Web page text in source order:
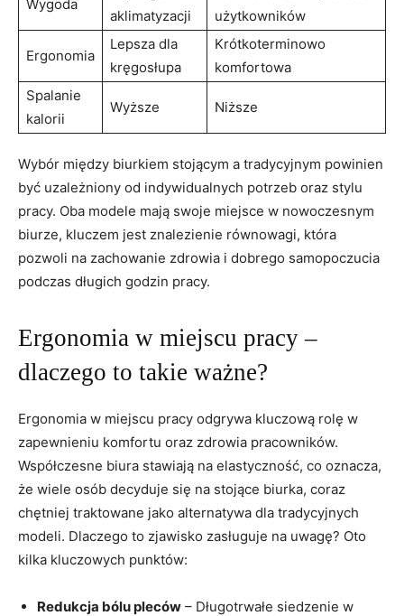
Wygoda
aklimatyzacji
użytkowników
Ergonomia
Lepsza⁢ dla
kręgosłupa
Krótkoterminowo ​
komfortowa
Spalanie
kalorii
Wyższe Niższe
Wybór między biurkiem stojącym a ​tradycyjnym‌ powinien
⁢być uzależniony od ‍indywidualnych potrzeb oraz⁢ stylu
pracy. Oba modele​ mają​ swoje miejsce w⁤ nowoczesnym‌
biurze, kluczem jest ​znalezienie⁤ równowagi, która
pozwoli na zachowanie zdrowia i dobrego samopoczucia
podczas długich ⁢godzin pracy.
Ergonomia⁢ w miejscu pracy –‌
dlaczego to takie ważne?
Ergonomia ⁤w miejscu‍ pracy‌ odgrywa kluczową‍ rolę w
zapewnieniu komfortu oraz zdrowia pracowników.⁣
Współczesne‌ biura stawiają na elastyczność,⁢ co oznacza,
że wiele osób decyduje się na stojące biurka, ‍coraz‍
chętniej ‌traktowane⁣ jako alternatywa dla tradycyjnych‍
modeli. Dlaczego to zjawisko zasługuje na uwagę? Oto
kilka kluczowych punktów:
Redukcja ‍bólu pleców ‌– Długotrwałe siedzenie w⁤